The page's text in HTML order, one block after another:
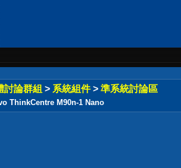
討論群組 > 系統組件 > 準系統討論區
ThinkCentre M90n-1 Nano